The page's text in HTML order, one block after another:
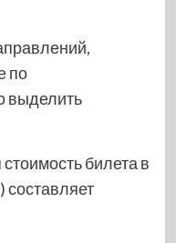
по
выделить
билета в
составляет